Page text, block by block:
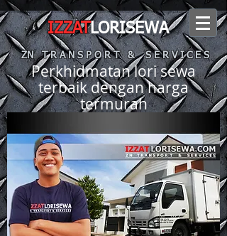
IZZATLORISEWA
ZN T R A N S P O R T & S E R V I C E S
Perkhidmatan lori sewa
terbaik dengan harga
termurah